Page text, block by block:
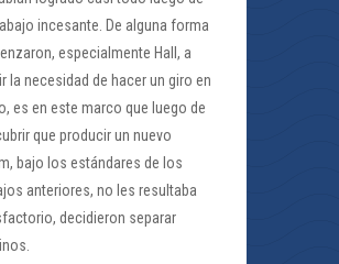
incesante. De alguna forma
especialmente Hall, a
la necesidad de hacer un giro en
es en este marco que luego de
que producir un nuevo
bajo los estándares de los
anteriores, no les resultaba
decidieron separar